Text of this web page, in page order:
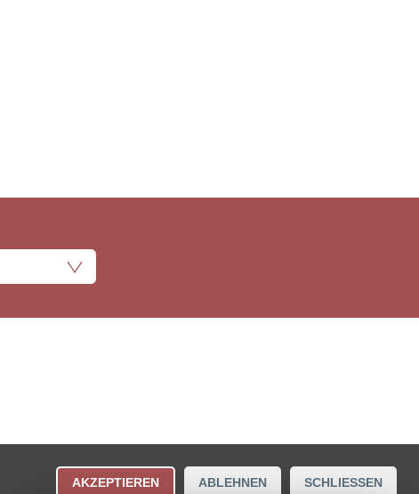
AKZEPTIEREN ABLEHNEN SCHLIESSEN